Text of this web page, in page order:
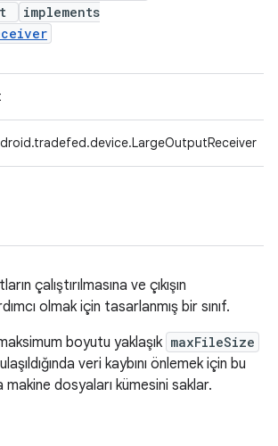
implements
çalıştırılmasına ve çıkışın
olmak için tasarlanmış bir sınıf.
boyutu yaklaşık maxFileSize
ulaşıldığında veri kaybını önlemek için bu
dosyaları kümesini saklar.